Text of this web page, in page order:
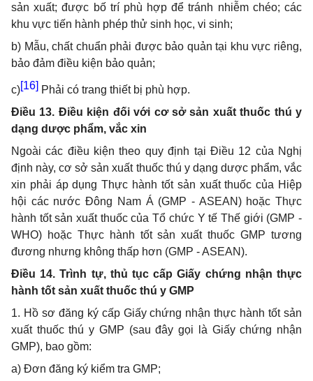
sản xuất; được bố trí phù hợp để tránh nhiễm chéo; các
khu vực tiến hành phép thử sinh học, vi sinh;
b) Mẫu, chất chuẩn phải được bảo quản tại khu vực riêng,
bảo đảm điều kiện bảo quản;
c)[16] Phải có trang thiết bị phù hợp.
Điều 13. Điều kiện đối với cơ sở sản xuất thuốc thú y
dạng dược phẩm, vắc xin
Ngoài các điều kiện theo quy định tại Điều 12 của Nghị
định này, cơ sở sản xuất thuốc thú y dạng dược phẩm, vắc
xin phải áp dụng Thực hành tốt sản xuất thuốc của Hiệp
hội các nước Đông Nam Á (GMP - ASEAN) hoặc Thực
hành tốt sản xuất thuốc của Tổ chức Y tế Thế giới (GMP -
WHO) hoặc Thực hành tốt sản xuất thuốc GMP tương
đương nhưng không thấp hơn (GMP - ASEAN).
Điều 14. Trình tự, thủ tục cấp Giấy chứng nhận thực
hành tốt sản xuất thuốc thú y GMP
1. Hồ sơ đăng ký cấp Giấy chứng nhận thực hành tốt sản
xuất thuốc thú y GMP (sau đây gọi là Giấy chứng nhận
GMP), bao gồm:
a) Đơn đăng ký kiểm tra GMP;